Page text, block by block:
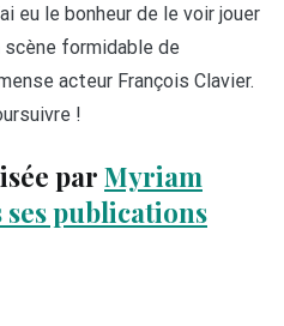
eu le bonheur de le voir jouer
formidable de
acteur François Clavier.
!
par Myriam
publications